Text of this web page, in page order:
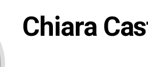
Chiara